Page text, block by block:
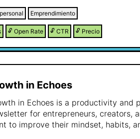
2 fois par semaine).
Emprendimiento
🔓 Open Rate 🔓 CTR 🔓 Precio
in Echoes
in Echoes is a productivity and
for entrepreneurs, creators,
to improve their mindset, habits,